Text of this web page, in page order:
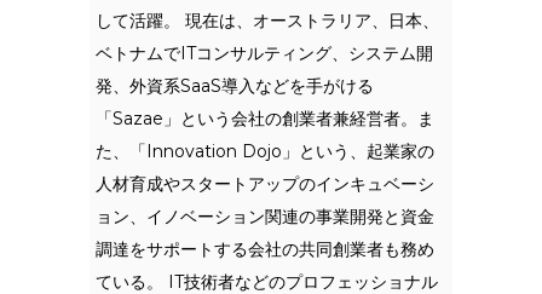
して活躍。 現在は、オーストラリア、日本、
ベトナムでITコンサルティング、システム開
発、外資系SaaS導入などを手がける
「Sazae」という会社の創業者兼経営者。ま
た、「Innovation Dojo」という、起業家の
人材育成やスタートアップのインキュベーシ
ョン、イノベーション関連の事業開発と資金
調達をサポートする会社の共同創業者も務め
ている。 IT技術者などのプロフェッショナル